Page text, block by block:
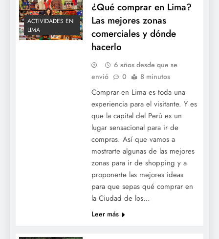
ACTIVIDADES EN
LIMA
¿Qué comprar en Lima?
Las mejores zonas
comerciales y dónde
hacerlo
6 años desde que se
envió
0 8 minutos
Comprar en Lima es toda una
experiencia para el visitante. Y es
que la capital del Perú es un
lugar sensacional para ir de
compras. Así que vamos a
mostrarte algunas de las mejores
zonas para ir de shopping y a
proponerte las mejores ideas
para que sepas qué comprar en
la Ciudad de los…
Leer más